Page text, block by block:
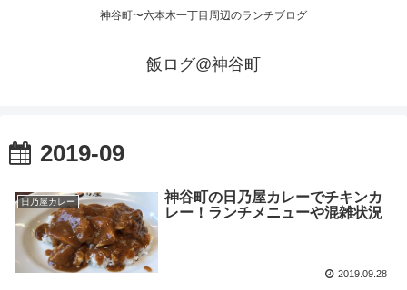
神谷町〜六本木一丁目周辺のランチブログ
飯ログ@神谷町
2019-09
日乃屋カレー
神谷町の日乃屋カレーでチキンカ
レー！ランチメニューや混雑状況
2019.09.28